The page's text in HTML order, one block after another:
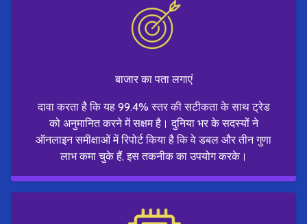
बाजार का पता लगाएं
दावा करता है कि यह 99.4% स्तर की सटीकता के साथ ट्रेड
को अनुमानित करने में सक्षम है। दुनिया भर के सदस्यों ने
ऑनलाइन समीक्षाओं में रिपोर्ट किया है कि वे डबल और तीन गुणा
लाभ कमा चुके हैं, इस तकनीक का उपयोग करके।